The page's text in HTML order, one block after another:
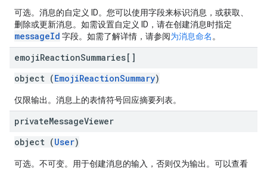
可选。消息的自定义 ID。您可以使用字段来标识消息，或获取、
删除或更新消息。如需设置自定义 ID，请在创建消息时指定
messageId 字段。如需了解详情，请参阅为消息命名 。
emojiReactionSummaries[]
object (EmojiReactionSummary)
仅限输出。消息上的表情符号回应摘要列表。
privateMessageViewer
object (User)
可选。不可变。用于创建消息的输入，否则仅为输出。可以查看